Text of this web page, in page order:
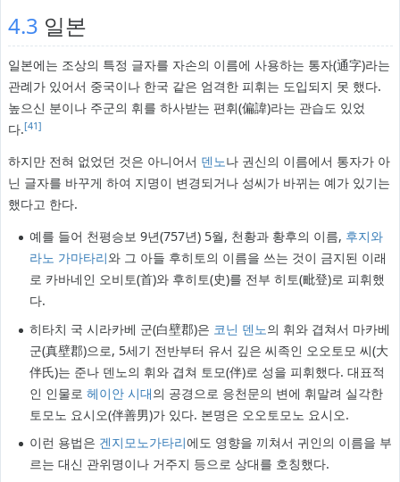
4.3 일본
일본에는 조상의 특정 글자를 자손의 이름에 사용하는 통자(通字)라는
관례가 있어서 중국이나 한국 같은 엄격한 피휘는 도입되지 못 했다.
높으신 분이나 주군의 휘를 하사받는 편휘(偏諱)라는 관습도 있었
다.[41]
하지만 전혀 없었던 것은 아니어서 덴노나 권신의 이름에서 통자가 아
닌 글자를 바꾸게 하여 지명이 변경되거나 성씨가 바뀌는 예가 있기는
했다고 한다.
예를 들어 천평승보 9년(757년) 5월, 천황과 황후의 이름, 후지와
라노 가마타리와 그 아들 후히토의 이름을 쓰는 것이 금지된 이래
로 카바네인 오비토(首)와 후히토(史)를 전부 히토(毗登)로 피휘했
다.
히타치 국 시라카베 군(白壁郡)은 코닌 덴노의 휘와 겹쳐서 마카베
군(真壁郡)으로, 5세기 전반부터 유서 깊은 씨족인 오오토모 씨(大
伴氏)는 준나 덴노의 휘와 겹쳐 토모(伴)로 성을 피휘했다. 대표적
인 인물로 헤이안 시대의 공경으로 응천문의 변에 휘말려 실각한
토모노 요시오(伴善男)가 있다. 본명은 오오토모노 요시오.
이런 용법은 겐지모노가타리에도 영향을 끼쳐서 귀인의 이름을 부
르는 대신 관위명이나 거주지 등으로 상대를 호칭했다.